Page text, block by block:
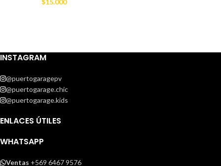
$15.000
INSTAGRAM
@puertogaragepv
@puertogarage.chic
@puertogarage.kids
ENLACES ÚTILES
WHATSAPP
Ventas +569 6467 9576